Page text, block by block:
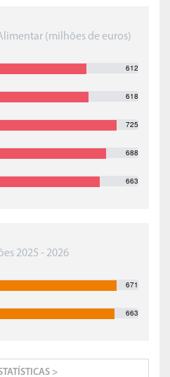
(milhões de euros)
612
618
725
688
663
2025 - 2026
671
663
>